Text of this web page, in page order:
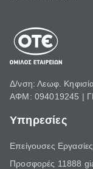
Δ/νση: Λεωφ.
ΑΦΜ: 094019245 |
Υπηρεσίες
Επείγουσες Εργασίες
Προσφορές 11888